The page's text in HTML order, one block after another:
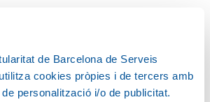
de Barcelona de Serveis
cookies pròpies i de tercers amb
personalització i/o de publicitat.